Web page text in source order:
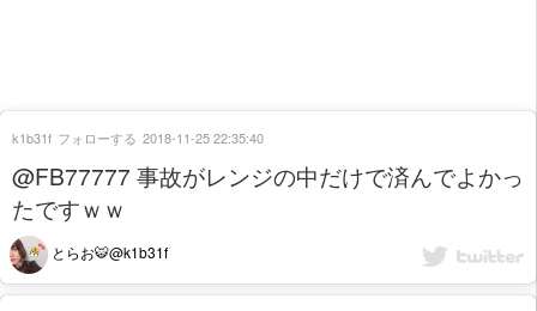
@FB77777 事故がレンジの中だけで済んでよかっ
たですｗｗ
とらお🐯@k1b31f
k1b31f フォローする 2018-11-25 22:35:40